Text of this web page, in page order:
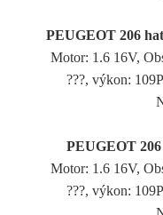
PEUGEOT 206
Motor: 1.6 16V,
???, výkon:
PEUGEOT
Motor: 1.6 16V,
???, výkon: